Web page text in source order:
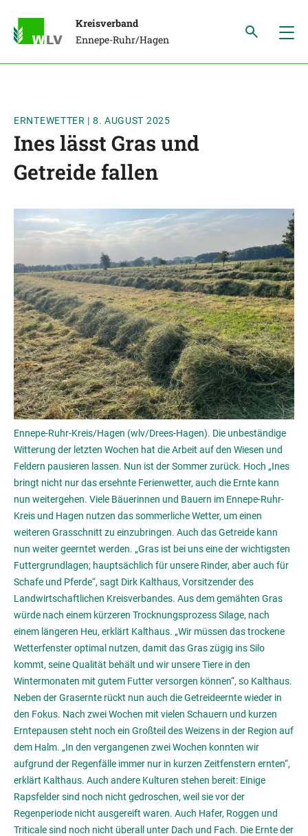
Kreisverband
Ennepe-Ruhr/Hagen
ERNTEWETTER | 8. AUGUST 2025
Ines lässt Gras und
Getreide fallen
Ennepe-Ruhr-Kreis/Hagen (wlv/Drees-Hagen). Die unbeständige
Witterung der letzten Wochen hat die Arbeit auf den Wiesen und
Feldern pausieren lassen. Nun ist der Sommer zurück. Hoch „Ines
bringt nicht nur das ersehnte Ferienwetter, auch die Ernte kann
nun weitergehen. Viele Bäuerinnen und Bauern im Ennepe-Ruhr-
Kreis und Hagen nutzen das sommerliche Wetter, um einen
weiteren Grasschnitt zu einzubringen. Auch das Getreide kann
nun weiter geerntet werden. „Gras ist bei uns eine der wichtigsten
Futtergrundlagen; hauptsächlich für unsere Rinder, aber auch für
Schafe und Pferde“, sagt Dirk Kalthaus, Vorsitzender des
Landwirtschaftlichen Kreisverbandes. Aus dem gemähten Gras
würde nach einem kürzeren Trocknungsprozess Silage, nach
einem längeren Heu, erklärt Kalthaus. „Wir müssen das trockene
Wetterfenster optimal nutzen, damit das Gras zügig ins Silo
kommt, seine Qualität behält und wir unsere Tiere in den
Wintermonaten mit gutem Futter versorgen können“, so Kalthaus.
Neben der Grasernte rückt nun auch die Getreideernte wieder in
den Fokus. Nach zwei Wochen mit vielen Schauern und kurzen
Erntepausen steht noch ein Großteil des Weizens in der Region auf
dem Halm. „In den vergangenen zwei Wochen konnten wir
aufgrund der Regenfälle immer nur in kurzen Zeitfenstern ernten“,
erklärt Kalthaus. Auch andere Kulturen stehen bereit: Einige
Rapsfelder sind noch nicht gedroschen, weil sie vor der
Regenperiode nicht ausgereift waren. Auch Hafer, Roggen und
Triticale sind noch nicht überall unter Dach und Fach. Die Ernte der